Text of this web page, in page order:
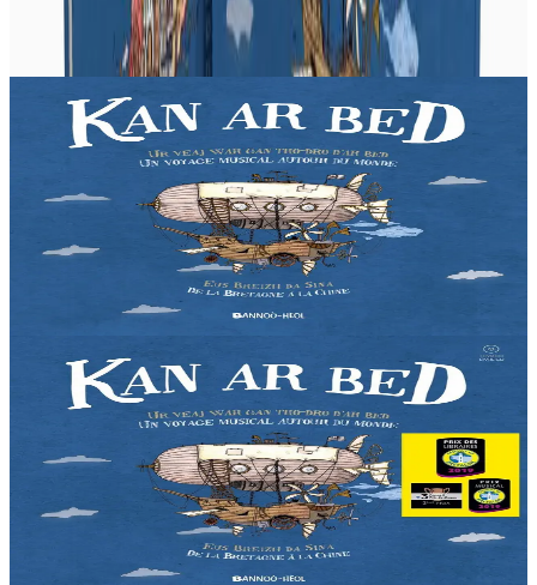
Produits en rapport
Bannoù-heol
Kan ar Bed - CD
Liza vit dans les Monts d'Arrée, au cœur de la Bretagne. Une nuit,
la jeune fille décide de partir à la découverte du monde. Une
invitation au voyage à travers...
Bannoù-heol
Kan ar Bed - Livre-CD
Liza vit dans les Monts d'Arrée, au cœur de la Bretagne. Une nuit,
la jeune fille décide de partir à la découverte du monde. Une
invitation au voyage à travers...